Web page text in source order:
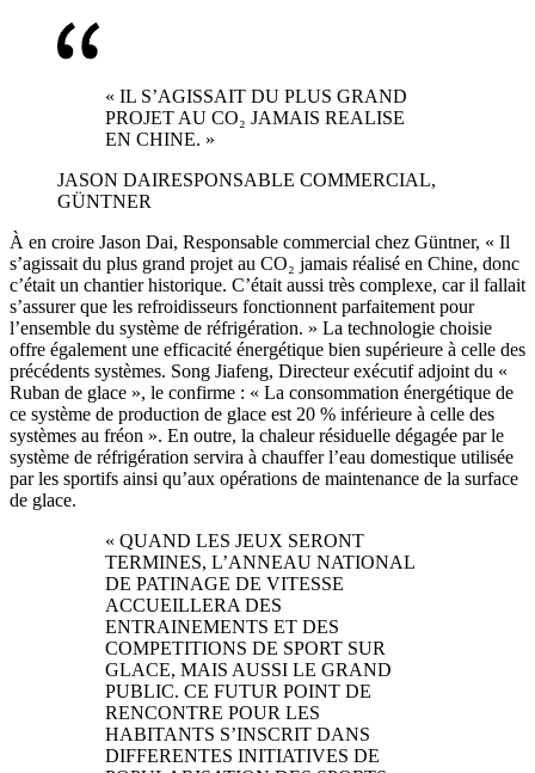
« IL S’AGISSAIT DU PLUS GRAND
PROJET AU CO₂ JAMAIS REALISE
EN CHINE. »
JASON DAIRESPONSABLE COMMERCIAL,
GÜNTNER
À en croire Jason Dai, Responsable commercial chez Güntner, « Il
s’agissait du plus grand projet au CO₂ jamais réalisé en Chine, donc
c’était un chantier historique. C’était aussi très complexe, car il fallait
s’assurer que les refroidisseurs fonctionnent parfaitement pour
l’ensemble du système de réfrigération. » La technologie choisie
offre également une efficacité énergétique bien supérieure à celle des
précédents systèmes. Song Jiafeng, Directeur exécutif adjoint du «
Ruban de glace », le confirme : « La consommation énergétique de
ce système de production de glace est 20 % inférieure à celle des
systèmes au fréon ». En outre, la chaleur résiduelle dégagée par le
système de réfrigération servira à chauffer l’eau domestique utilisée
par les sportifs ainsi qu’aux opérations de maintenance de la surface
de glace.
« QUAND LES JEUX SERONT
TERMINES, L’ANNEAU NATIONAL
DE PATINAGE DE VITESSE
ACCUEILLERA DES
ENTRAINEMENTS ET DES
COMPETITIONS DE SPORT SUR
GLACE, MAIS AUSSI LE GRAND
PUBLIC. CE FUTUR POINT DE
RENCONTRE POUR LES
HABITANTS S’INSCRIT DANS
DIFFERENTES INITIATIVES DE